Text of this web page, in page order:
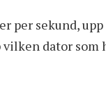
per sekund,
dator som